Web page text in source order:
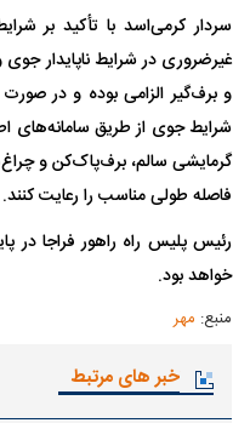
سردار کرمی‌اسد با تأکید بر
غیرضروری در شرایط ناپایدار
و برف‌گیر الزامی بوده و در
شرایط جوی از طریق سامانه‌های
گرمایشی سالم، برف‌پاک‌کن و
فاصله طولی مناسب را رعایت
رئیس پلیس راه راهور فراجا در
خواهد بود.
منبع: مهر
خبر های مرتبط